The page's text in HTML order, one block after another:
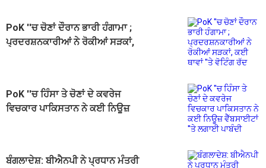
PoK ''ਚ ਚੋਣਾਂ ਦੌਰਾਨ ਭਾਰੀ ਹੰਗਾਮਾ ;
ਪ੍ਰਦਰਸ਼ਨਕਾਰੀਆਂ ਨੇ ਰੋਕੀਆਂ ਸੜਕਾਂ,
PoK ''ਚ ਹਿੰਸਾ ਤੇ ਚੋਣਾਂ ਦੇ ਕਵਰੇਜ
ਵਿਚਕਾਰ ਪਾਕਿਸਤਾਨ ਨੇ ਕਈ ਨਿਊਜ਼
ਬੰਗਲਾਦੇਸ਼: ਬੀਐਨਪੀ ਨੇ ਪ੍ਰਧਾਨ ਮੰਤਰੀ